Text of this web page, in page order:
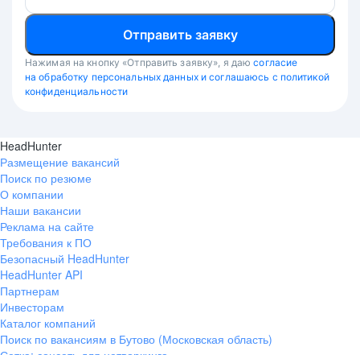
Отправить заявку
Нажимая на кнопку «Отправить заявку», я даю согласие
на обработку персональных данных и соглашаюсь с политикой
конфиденциальности
HeadHunter
Размещение вакансий
Поиск по резюме
О компании
Наши вакансии
Реклама на сайте
Требования к ПО
Безопасный HeadHunter
HeadHunter API
Партнерам
Инвесторам
Каталог компаний
Поиск по вакансиям в Бутово (Московская область)